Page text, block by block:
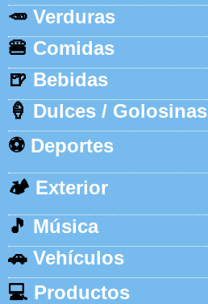
🥕 Verduras
🍔 Comidas
🍺 Bebidas
🍦 Dulces / Golosinas
⚽ Deportes
🏕️ Exterior
🎵 Música
🚗 Vehículos
💻 Productos